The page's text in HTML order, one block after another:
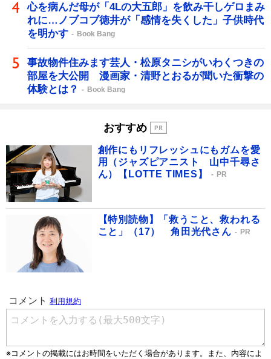
心を病んだ母が「4Lの大五郎」を飲み干しゲロまみ
れに…ノブコブ徳井が「感情を失くした」子供時代
を明かす
Book Bang
事故物件住みます芸人・松原タニシがいわくつきの
部屋を大公開 漫画家・清野とおるが聞いた衝撃の
体験とは？
Book Bang
おすすめ
創作にもリフレッシュにもガムを愛
用（ジャズピアニスト 山中千尋さ
ん）【LOTTE TIMES】
PR
【特別読物】「救うこと、救われる
こと」（17） 角田光代さん
PR